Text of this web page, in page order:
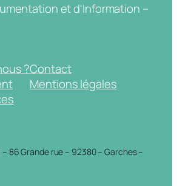
et d'Information –
?Contact
Mentions légales
– 86 Grande rue – 92380 – Garches –